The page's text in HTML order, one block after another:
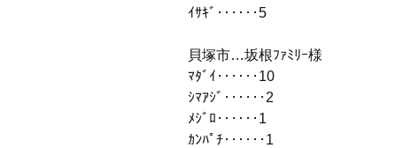
ｲｻｷﾞ‥‥‥5
貝塚市…坂根ﾌｧﾐﾘｰ様
ﾏﾀﾞｲ‥‥‥10
ｼﾏｱｼﾞ‥‥‥2
ﾒｼﾞﾛ‥‥‥1
ｶﾝﾊﾟﾁ‥‥‥1